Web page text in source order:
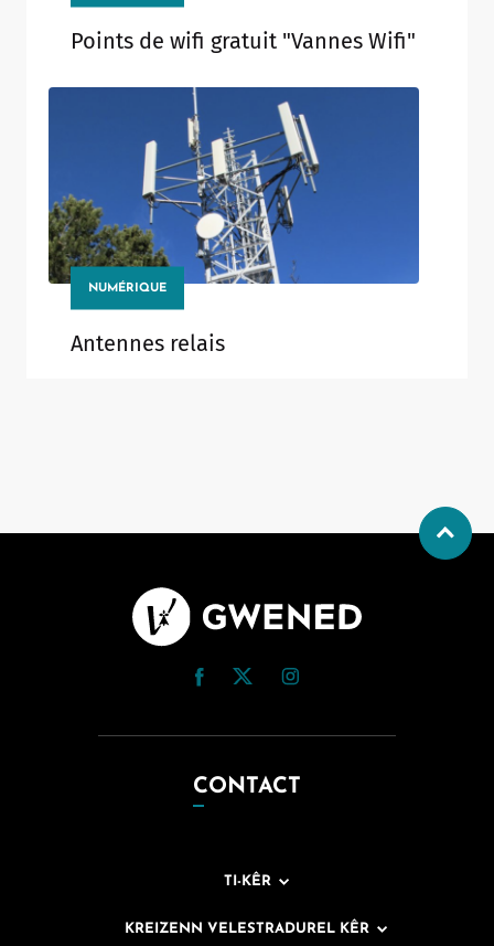
Points de wifi gratuit "Vannes Wifi"
NUMÉRIQUE
Antennes relais
CONTACT
TI-KÊR
KREIZENN VELESTRADUREL KÊR